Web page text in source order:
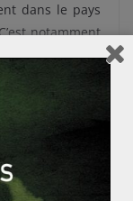
dans le pays
notamment
du conflit
entre les
La Séléka
régional
Accusé
pratiqué
témoigne